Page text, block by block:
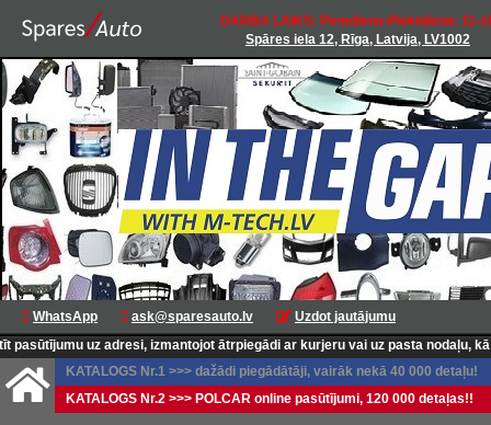
DARBA LAIKS: Pirmdiena-Piektdiena: 11-
Spāres iela 12, Rīga, Latvija, LV1002
WhatsApp ask@sparesauto.lv
Uzdot jautājumu
uz adresi, izmantojot ātrpiegādi ar kurjeru vai uz pasta nodaļu, kā arī
KATALOGS Nr.1 >>> dažādi piegādātāji, vairāk nekā 40 000 detaļu!
KATALOGS Nr.2 >>> POLCAR online pasūtījumi, 120 000 detaļas!!